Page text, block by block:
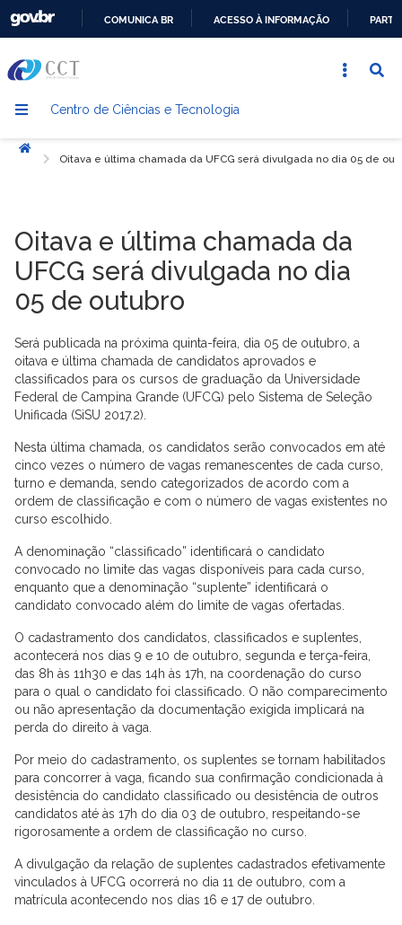
CONTEÚDO
COMUNICA BR ACESSO À INFORMAÇÃO
Centro de Ciências e Tecnologia
Início
Oitava e última chamada da UFCG será divulgada no dia 05 de
Oitava e última chamada da
UFCG será divulgada no dia
05 de outubro
Será publicada na próxima quinta-feira, dia 05 de outubro, a
oitava e última chamada de candidatos aprovados e
classificados para os cursos de graduação da Universidade
Federal de Campina Grande (UFCG) pelo Sistema de Seleção
Unificada (SiSU 2017.2).
Nesta última chamada, os candidatos serão convocados em até
cinco vezes o número de vagas remanescentes de cada curso,
turno e demanda, sendo categorizados de acordo com a
ordem de classificação e com o número de vagas existentes no
curso escolhido.
A denominação “classificado” identificará o candidato
convocado no limite das vagas disponíveis para cada curso,
enquanto que a denominação “suplente” identificará o
candidato convocado além do limite de vagas ofertadas.
O cadastramento dos candidatos, classificados e suplentes,
acontecerá nos dias 9 e 10 de outubro, segunda e terça-feira,
das 8h às 11h30 e das 14h às 17h, na coordenação do curso
para o qual o candidato foi classificado. O não comparecimento
ou não apresentação da documentação exigida implicará na
perda do direito à vaga.
Por meio do cadastramento, os suplentes se tornam habilitados
para concorrer à vaga, ficando sua confirmação condicionada à
desistência do candidato classificado ou desistência de outros
candidatos até às 17h do dia 03 de outubro, respeitando-se
rigorosamente a ordem de classificação no curso.
A divulgação da relação de suplentes cadastrados efetivamente
vinculados à UFCG ocorrerá no dia 11 de outubro, com a
matrícula acontecendo nos dias 16 e 17 de outubro.